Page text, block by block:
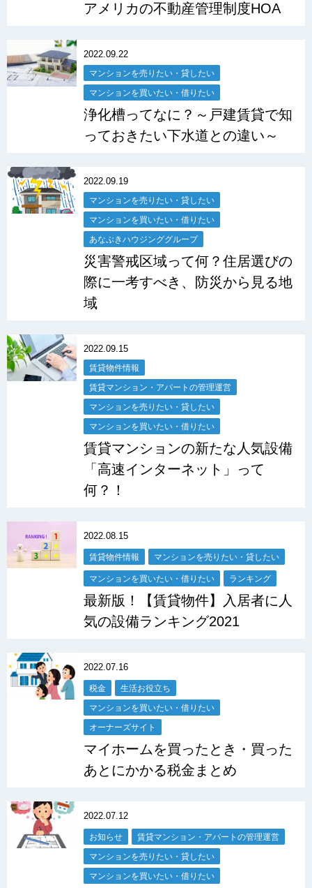
アメリカの不動産管理制度HOA
2022.09.22
マンションを売りたい・貸したい
マンションを買いたい・借りたい
浄化槽ってなに？～戸建賃貸で知
っておきたい下水道との違い～
2022.09.19
マンションを売りたい・貸したい
マンションを買いたい・借りたい
あなぶきハウジンググループ
災害警戒区域って何？住居選びの
際に一考すべき、防災から見る地
域
2022.09.15
賃貸物件情報
賃貸マンション・アパートの管理運営
マンションを売りたい・貸したい
マンションを買いたい・借りたい
賃貸マンションの新たな人気設備
「高速インターネット」って
何？！
2022.08.15
賃貸物件情報 マンションを売りたい・貸したい
マンションを買いたい・借りたい ランキング
最新版！【賃貸物件】入居者に人
気の設備ランキング2021
2022.07.16
税金 生活お役立ち
マンションを買いたい・借りたい
オーナーズサイト
マイホームを買ったとき・買った
あとにかかる税金まとめ
2022.07.12
お知らせ 賃貸マンション・アパートの管理運営
マンションを売りたい・貸したい
マンションを買いたい・借りたい